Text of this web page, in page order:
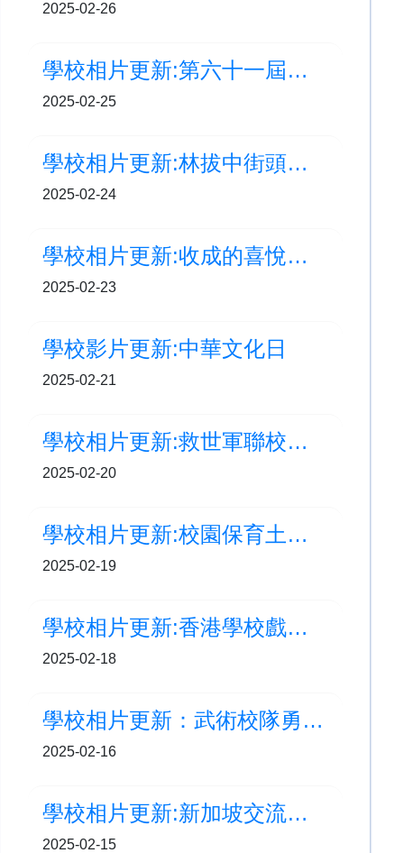
2025-02-26
學校相片更新:第六十一屆學校舞蹈節-甲等獎 (中國舞低組)
2025-02-25
學校相片更新:林拔中街頭表演 - LBC Busking(2月)
2025-02-24
學校相片更新:收成的喜悅！親手種植，親手品嚐！
2025-02-23
學校影片更新:中華文化日
2025-02-21
學校相片更新:救世軍聯校小學運動會
2025-02-20
學校相片更新:校園保育土沉香計劃-照料及監測培訓
2025-02-19
學校相片更新:香港學校戲劇節
2025-02-18
學校相片更新：武術校隊勇奪金獎
2025-02-16
學校相片更新:新加坡交流之旅 (Day4)
2025-02-15